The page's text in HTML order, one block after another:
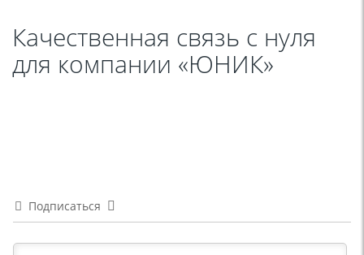
Качественная связь с нуля
для компании «ЮНИК»
Подписаться